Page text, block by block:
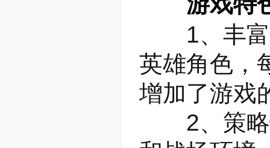
1、丰富
英雄角色，
增加了游戏
2、策略